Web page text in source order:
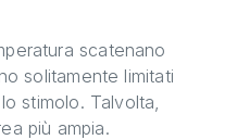
scatenano
solitamente limitati
stimolo. Talvolta,
più ampia.